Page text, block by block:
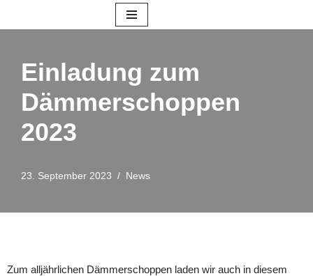
springen
Einladung zum
Dämmerschoppen
2023
23. September 2023 News
Zum alljährlichen Dämmerschoppen laden wir auch in diesem